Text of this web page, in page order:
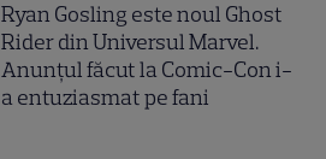
Ryan Gosling este noul Ghost
Rider din Universul Marvel.
Anunțul făcut la Comic-Con i-
a entuziasmat pe fani